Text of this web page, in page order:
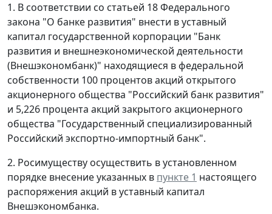
1. В соответствии со статьей 18 Федерального
закона "О банке развития" внести в уставный
капитал государственной корпорации "Банк
развития и внешнеэкономической деятельности
(Внешэкономбанк)" находящиеся в федеральной
собственности 100 процентов акций открытого
акционерного общества "Российский банк развития"
и 5,226 процента акций закрытого акционерного
общества "Государственный специализированный
Российский экспортно-импортный банк".
2. Росимуществу осуществить в установленном
порядке внесение указанных в пункте 1 настоящего
распоряжения акций в уставный капитал
Внешэкономбанка.